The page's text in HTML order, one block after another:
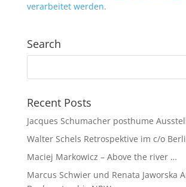
verarbeitet werden.
Search
Recent Posts
Jacques Schumacher posthume
Walter Schels Retrospektive im c/o
Maciej Markowicz – Above the river …
Marcus Schwier und Renata Jaworska